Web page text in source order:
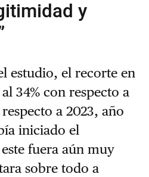
y
estudio, el recorte en
34% con respecto a
a 2023, año
iniciado el
fuera aún muy
sobre todo a